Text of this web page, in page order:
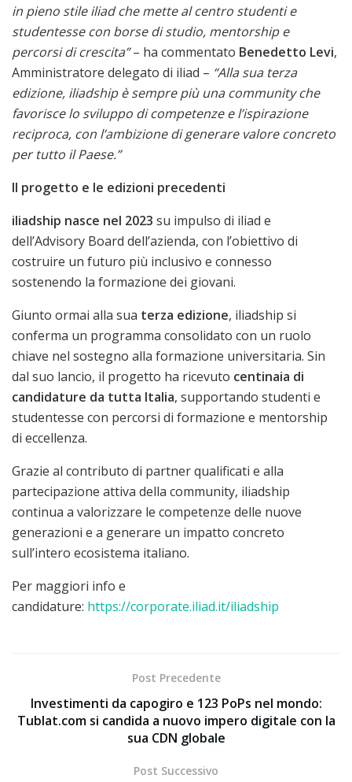
in pieno stile iliad che mette al centro studenti e
studentesse con borse di studio, mentorship e
percorsi di crescita”– ha commentato Benedetto Levi,
Amministratore delegato di iliad – “Alla sua terza
edizione, iliadship è sempre più una community che
favorisce lo sviluppo di competenze e l’ispirazione
reciproca, con l’ambizione di generare valore concreto
per tutto il Paese.”
Il progetto e le edizioni precedenti
iliadship nasce nel 2023 su impulso di iliad e
dell’Advisory Board dell’azienda, con l’obiettivo di
costruire un futuro più inclusivo e connesso
sostenendo la formazione dei giovani.
Giunto ormai alla sua terza edizione, iliadship si
conferma un programma consolidato con un ruolo
chiave nel sostegno alla formazione universitaria. Sin
dal suo lancio, il progetto ha ricevuto centinaia di
candidature da tutta Italia, supportando studenti e
studentesse con percorsi di formazione e mentorship
di eccellenza.
Grazie al contributo di partner qualificati e alla
partecipazione attiva della community, iliadship
continua a valorizzare le competenze delle nuove
generazioni e a generare un impatto concreto
sull’intero ecosistema italiano.
Per maggiori info e
candidature: https://corporate.iliad.it/iliadship
Post Precedente
Investimenti da capogiro e 123 PoPs nel mondo:
Tublat.com si candida a nuovo impero digitale con la
sua CDN globale
Post Successivo